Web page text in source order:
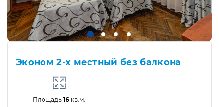
Эконом 2-х местный без балкона
Площадь16 кв.м.